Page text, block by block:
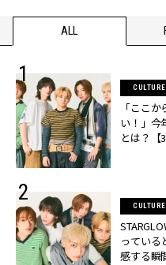
ALL
CULTURE
「ここ
い！」今
とは？【
CULTURE
っている
感する瞬